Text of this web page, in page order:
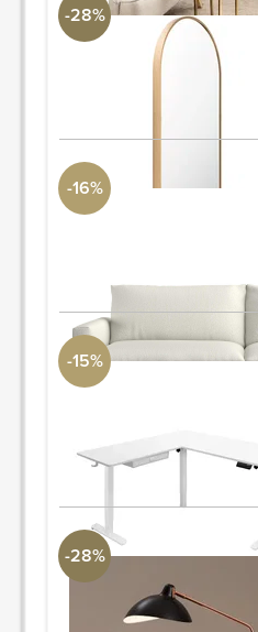
-28%
Uttermost Collection
Destefano Essence Accent
-16%
Crate and Barrel
Lounge 73" Full Sleeper Sofa
-15%Mount-it Large Electric
Standing Desk With Smooth
PIDE Y AHORRA
-28%
Revelation
Leap Table Lamp - Black
5.5"H x 9.5"W x 10"D